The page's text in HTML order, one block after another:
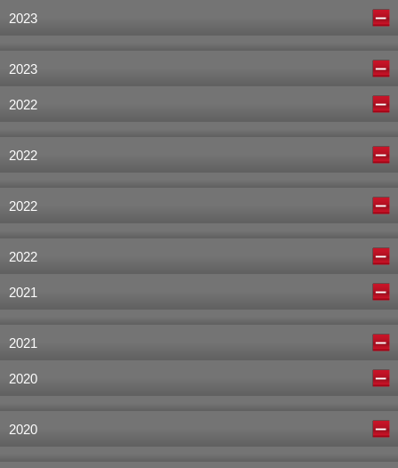
2023
2023
2022
2022
2022
2022
2021
2021
2020
2020